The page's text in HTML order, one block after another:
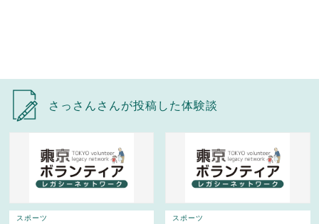
さっさんさんが投稿した体験談
スポーツ スポーツ